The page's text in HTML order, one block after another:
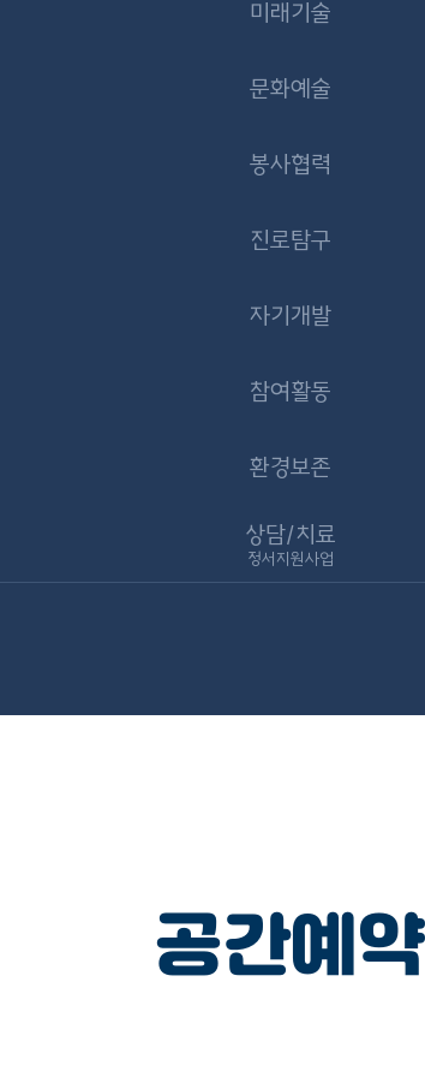
미래기술
문화예술
봉사협력
진로탐구
자기개발
참여활동
환경보존
상담/치료
정서지원사업
공간예약